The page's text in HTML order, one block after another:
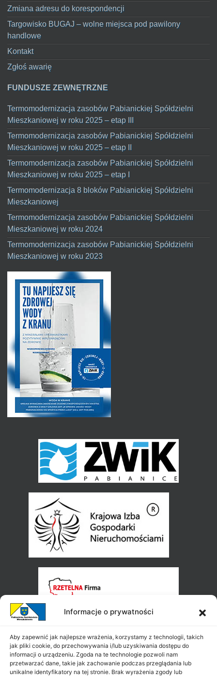
Informacje o prywatności
Aby zapewnić jak najlepsze wrażenia, korzystamy z technologii, takich
jak pliki cookie, do przechowywania i/lub uzyskiwania dostępu do
informacji o urządzeniu. Zgoda na te technologie pozwoli nam
przetwarzać dane, takie jak zachowanie podczas przeglądania lub
unikalne identyfikatory na tej stronie. Brak wyrażenia zgody lub
Zmiana adresu do korespondencji
Targowisko BUGAJ – wolne miejsca pod pawilony
handlowe
Kontakt
Zgłoś awarię
FUNDUSZE ZEWNĘTRZNE
Termomodernizacja zasobów Pabianickiej Spółdzielni
Mieszkaniowej w roku 2025 – etap III
Termomodernizacja zasobów Pabianickiej Spółdzielni
Mieszkaniowej w roku 2025 – etap II
Termomodernizacja zasobów Pabianickiej Spółdzielni
Mieszkaniowej w roku 2025 – etap I
Termomodernizacja 8 bloków Pabianickiej Spółdzielni
Mieszkaniowej
Termomodernizacja zasobów Pabianickiej Spółdzielni
Mieszkaniowej w roku 2024
Termomodernizacja zasobów Pabianickiej Spółdzielni
Mieszkaniowej w roku 2023